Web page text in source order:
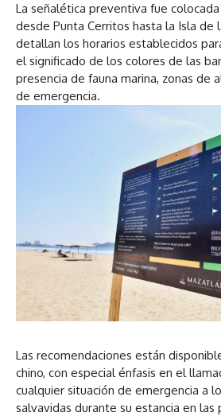
La señalética preventiva fue
desde Punta Cerritos hasta la Isla de
detallan los horarios establecidos
el significado de los colores de las
presencia de fauna marina, zonas de
de emergencia.
Las recomendaciones están
chino, con especial énfasis en el
cualquier situación de emergencia a
salvavidas durante su estancia en las